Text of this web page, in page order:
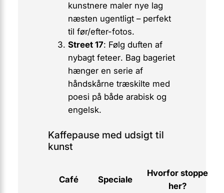
kunstnere maler nye lag
næsten ugentligt – perfekt
til før/efter-fotos.
Street 17: Følg duften af
nybagt feteer. Bag bageriet
hænger en serie af
håndskårne træskilte med
poesi på både arabisk og
engelsk.
Kaffepause med udsigt til
kunst
Café Speciale
Hvorfor stoppe
her?